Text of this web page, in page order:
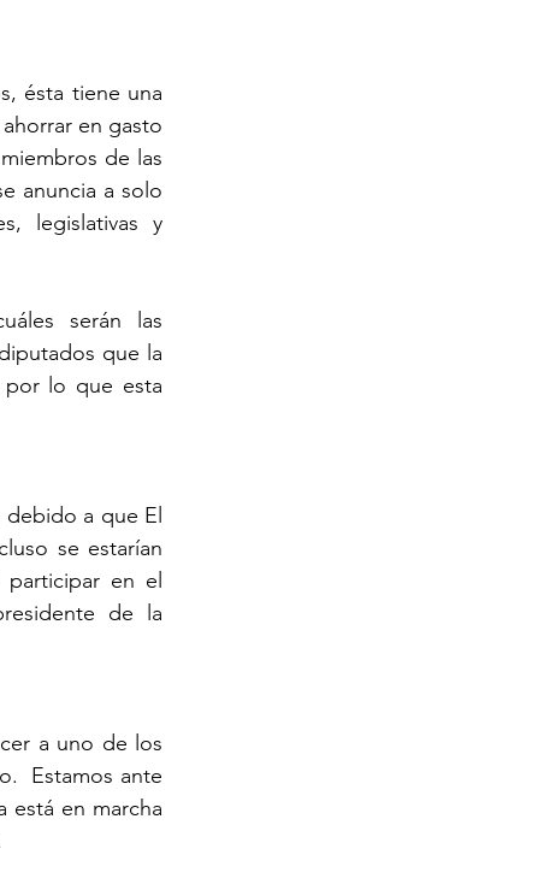
ésta tiene una
en gasto
de las
anuncia a solo
legislativas y
serán las
que la
por lo que esta
a que El
se estarían
en el
de la
a uno de los
Estamos ante
está en marcha